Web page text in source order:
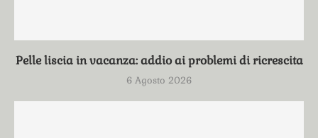
Pelle liscia in vacanza: addio ai problemi di ricrescita
6 Agosto 2026